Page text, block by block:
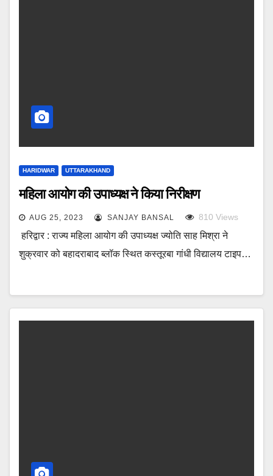
HARIDWAR UTTARAKHAND
महिला आयोग की उपाध्यक्ष ने किया निरीक्षण
AUG 25, 2023 SANJAY BANSAL 810 Views
हरिद्वार : राज्य महिला आयोग की उपाध्यक्ष ज्योति साह मिश्रा ने
शुक्रवार को बहादराबाद ब्लॉक स्थित कस्तूरबा गांधी विद्यालय टाइप…